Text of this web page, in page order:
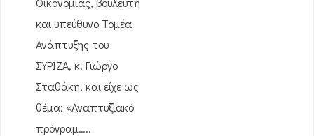
και υπεύθυνο Τομέα
Ανάπτυξης του
ΣΥΡΙΖΑ, κ. Γιώργο
Σταθάκη, και είχε ως
θέμα: «Αναπτυξιακό
πρόγραμ…..